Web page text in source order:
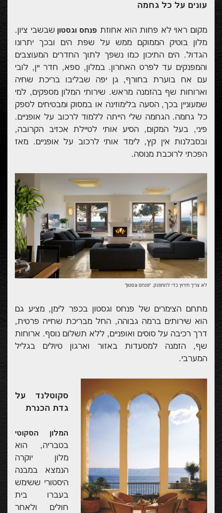
עונים על כל גחמה
מקום ראוי לא פחות הוא אחוזת פנחס וגסטון שבשבי ציון.
מלון בוטיק הממוקם ממש על שפת הים ובכך יתרונו
הגדול. הים התיכון כמו נשפך לתוך החדרים המעוצבים
והמפנקים עד לפרט האחרון. במלון, ספא, חדר יין, לובי
עם אח בוערת בחורף, גן יפה שבליבו בריכת שחיה
וארוחות שף בהזמנה מראש. שירותי המלון מספקים, למי
שמעוניין בכך, הסעה בלימוזינה או במסוק ומבטיחים לספק
כל גחמה. הגחמה שלי הייתה ללמוד לרכוב על אופניים.
פיני, בעל המקום, הסיע אותי לטיילת אכזיב הקרובה,
ובסבלנות אין קץ, לימד אותי לרכוב על אופניים. מאז
הפכתי לרוכבת מנוסה.
לא צריך תירוץ כדי להתפנק. "פנחס וגסטון"
מתחם הצימרים של פנחס וגסטון בכפר לימן, מציע גם
הוא שירותים ברמה גבוהה, החל מבריכת שחייה פרטית,
דרך רכיבה על סוסים ואופניים, ללא תשלום נוסף. ארוחות
שף, הזמנה למסעדות באזור וארגון טיולים בגליל
המערבי.
סקוטלנד על
גדת הכנרת
המלון הסקוטי
בטבריה, הוא
מלון יוקרה
הנמצא במבנה
היסטורי ששימש
בעברו בית
חולים ולאחר